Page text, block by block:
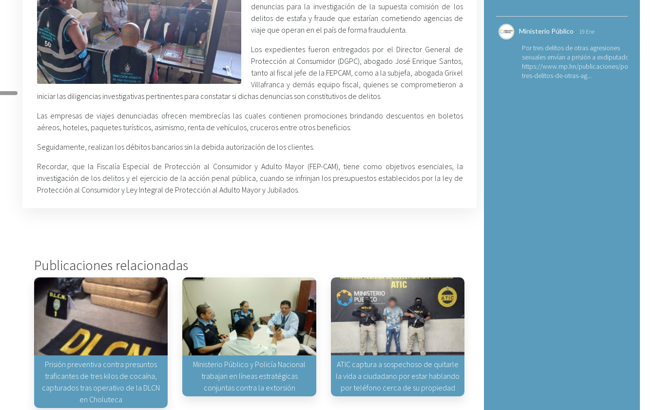
denuncias para la investigación de la supuesta comisión de los
delitos de estafa y fraude que estarían cometiendo agencias de
viaje que operan en el país de forma fraudulenta.
Los expedientes fueron entregados por el Director General de
Protección al Consumidor (DGPC), abogado José Enrique Santos,
tanto al fiscal jefe de la FEPCAM, como a la subjefa, abogada Grixel
Villafranca y demás equipo fiscal, quienes se comprometieron a
iniciar las diligencias investigativas pertinentes para constatar si dichas denuncias son constitutivos de delitos.
Las empresas de viajes denunciadas ofrecen membrecías las cuales contienen promociones brindando descuentos en boletos
aéreos, hoteles, paquetes turísticos, asimismo, renta de vehículos, cruceros entre otros beneficios.
Seguidamente, realizan los débitos bancarios sin la debida autorización de los clientes.
Recordar, que la Fiscalía Especial de Protección al Consumidor y Adulto Mayor (FEP-CAM), tiene como objetivos esenciales, la
investigación de los delitos y el ejercicio de la acción penal pública, cuando se infrinjan los presupuestos establecidos por la ley de
Protección al Consumidor y Ley Integral de Protección al Adulto Mayor y Jubilados.
Publicaciones relacionadas
Prisión preventiva contra presuntos
traficantes de tres kilos de cocaína,
capturados tras operativo de la DLCN
en Choluteca
Ministerio Público y Policía Nacional
trabajan en líneas estratégicas
conjuntas contra la extorsión
ATIC captura a sospechoso de quitarle
la vida a ciudadano por estar hablando
por teléfono cerca de su propiedad
Ministerio Público 19 Ene
Por tres delitos de otras agresiones
sexuales envían a prisión a exdiputado
https://www.mp.hn/publicaciones/por-
tres-delitos-de-otras-ag...